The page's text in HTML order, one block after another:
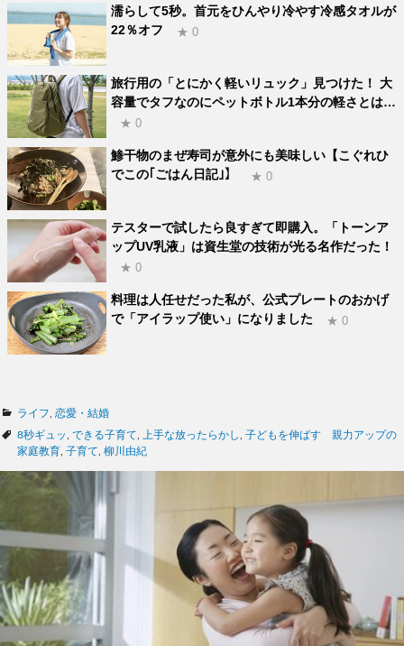
濡らして5秒。首元をひんやり冷やす冷感タオルが
22％オフ
★ 0
旅行用の「とにかく軽いリュック」見つけた！ 大
容量でタフなのにペットボトル1本分の軽さとは…
★ 0
鯵干物のまぜ寿司が意外にも美味しい【こぐれひ
でこの｢ごはん日記｣】
★ 0
テスターで試したら良すぎて即購入。「トーンア
ップUV乳液」は資生堂の技術が光る名作だった！
★ 0
料理は人任せだった私が、公式プレートのおかげ
で「アイラップ使い」になりました
★ 0
カ
テ
ゴ
ー
ライフ 恋愛・結婚
タ
グ
8秒ギュッ できる子育て 上手な放ったらかし
子どもを伸ばす 親力アップの
家庭教育 子育て 柳川由紀